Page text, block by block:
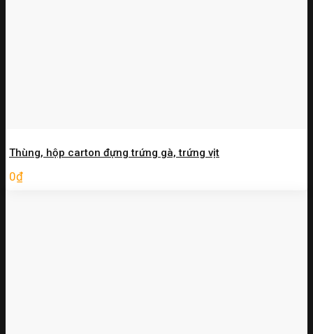
Thùng, hộp carton đựng trứng gà, trứng vịt
0₫